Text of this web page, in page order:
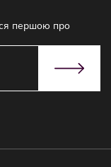
першою про